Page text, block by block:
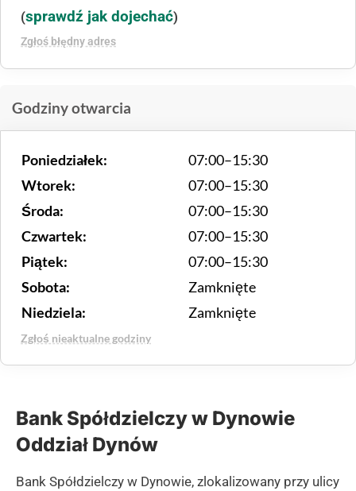
(sprawdź jak dojechać)
Zgłoś błędny adres
Godziny otwarcia
Poniedziałek:
07:00–15:30
Wtorek:
07:00–15:30
Środa:
07:00–15:30
Czwartek:
07:00–15:30
Piątek:
07:00–15:30
Sobota:
Zamknięte
Niedziela:
Zamknięte
Zgłoś nieaktualne godziny
Bank Spółdzielczy w Dynowie
Oddział Dynów
Bank Spółdzielczy w Dynowie, zlokalizowany przy ulicy